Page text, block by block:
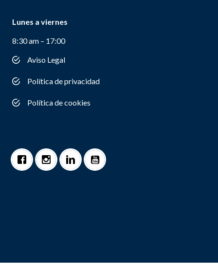
Lunes a viernes
8:30 am – 17:00
Aviso Legal
Política de privacidad
Política de cookies